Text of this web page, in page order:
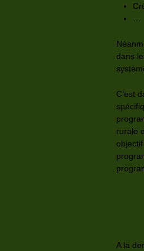
dans
C’est
rurale
A la